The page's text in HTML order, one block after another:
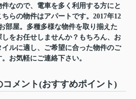
なので、電車を多く利用する方にと
らの物件はアパートです。2017年12
部屋。多種多様な物件を取り揃えた
をお任せしませんか？もちろん、お
ルに適し、ご希望に合った物件のご
お気軽にご連絡下さい。
メント(おすすめポイント)